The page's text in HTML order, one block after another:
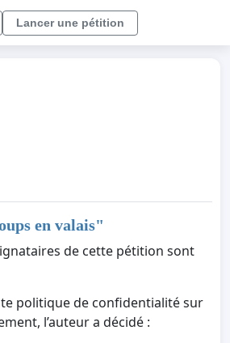
Lancer une pétition
en valais"
de cette pétition sont
politique de confidentialité sur
l’auteur a décidé :